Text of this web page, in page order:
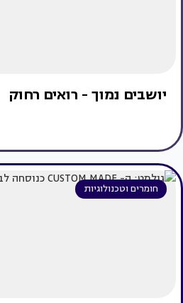
יושבים נמוך - רואים רחוק
חומרים וטכנולוגיות